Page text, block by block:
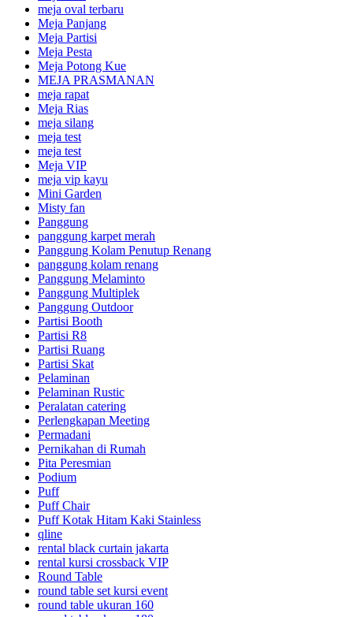
meja oval terbaru
Meja Panjang
Meja Partisi
Meja Pesta
Meja Potong Kue
MEJA PRASMANAN
meja rapat
Meja Rias
meja silang
meja test
meja test
Meja VIP
meja vip kayu
Mini Garden
Misty fan
Panggung
panggung karpet merah
Panggung Kolam Penutup Renang
panggung kolam renang
Panggung Melaminto
Panggung Multiplek
Panggung Outdoor
Partisi Booth
Partisi R8
Partisi Ruang
Partisi Skat
Pelaminan
Pelaminan Rustic
Peralatan catering
Perlengkapan Meeting
Permadani
Pernikahan di Rumah
Pita Peresmian
Podium
Puff
Puff Chair
Puff Kotak Hitam Kaki Stainless
qline
rental black curtain jakarta
rental kursi crossback VIP
Round Table
round table set kursi event
round table ukuran 160